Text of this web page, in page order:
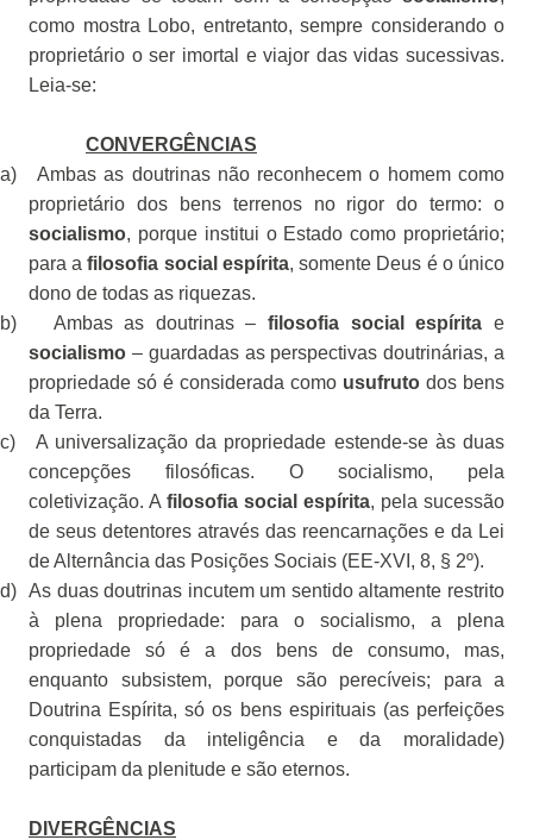
como mostra Lobo, entretanto, sempre considerando o
proprietário o ser imortal e viajor das vidas sucessivas.
Leia-se:
CONVERGÊNCIAS
a)
Ambas as doutrinas não reconhecem o homem como
proprietário dos bens terrenos no rigor do termo: o
socialismo, porque institui o Estado como proprietário;
para afilosofia social espírita, somente Deus é o único
dono de todas as riquezas.
b)
Ambas as doutrinas –filosofia social espírita e
socialismo – guardadas as perspectivas doutrinárias, a
propriedade só é considerada como usufruto dos bens
da Terra.
c)
A universalização da propriedade estende-se às duas
concepções filosóficas. O socialismo, pela
coletivização. A filosofia social espírita, pela sucessão
de seus detentores através das reencarnações e da Lei
de Alternância das Posições Sociais (EE-XVI, 8, § 2º).
d) As duas doutrinas incutem um sentido altamente restrito
à plena propriedade: para o socialismo, a plena
propriedade só é a dos bens de consumo, mas,
enquanto subsistem, porque são perecíveis; para a
Doutrina Espírita, só os bens espirituais (as perfeições
conquistadas da inteligência e da moralidade)
participam da plenitude e são eternos.
DIVERGÊNCIAS